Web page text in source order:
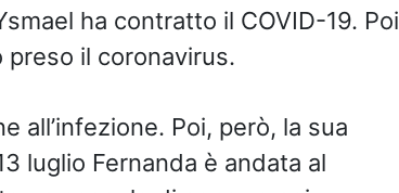
ha contratto il COVID-19. Poi
preso il coronavirus.
all’infezione. Poi, però, la sua
luglio Fernanda è andata al